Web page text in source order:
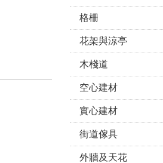
格柵
花架與涼亭
木棧道
空心建材
實心建材
街道傢具
外牆及天花